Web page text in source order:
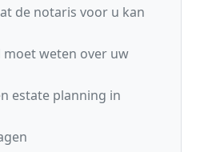
de notaris voor u kan
moet weten over uw
estate planning in